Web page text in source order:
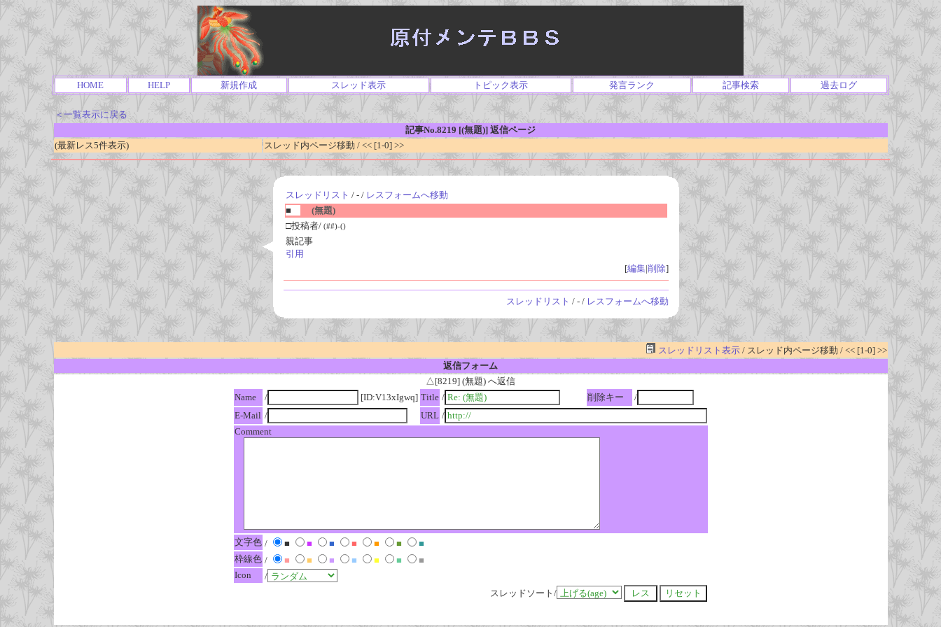
HOME HELP 新規作成 スレッド表示 トピック表示 発言ランク 記事検索 過去ログ
＜一覧表示に戻る
記事No.8219 [(無題)] 返信ページ
(最新レス5件表示)
スレッド内ページ移動 / << [1-0] >>
スレッドリスト / - / レスフォームへ移動
■
(無題)
□投稿者/ (##)-()
親記事
引用
[編集|削除]
スレッドリスト / - / レスフォームへ移動
スレッドリスト表示/ スレッド内ページ移動 / << [1-0] >>
返信フォーム
△[8219] (無題) へ返信
Name
/ [ID:V13xIgwq] Title / 削除キー
/
E-Mail / URL /
Comment
文字色 / ■ ■ ■ ■ ■ ■
■
枠線色 / ■ ■ ■ ■ ■ ■
■
Icon
/
スレッドソート/